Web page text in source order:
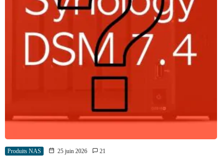
Produits NAS 25 juin 2026 21